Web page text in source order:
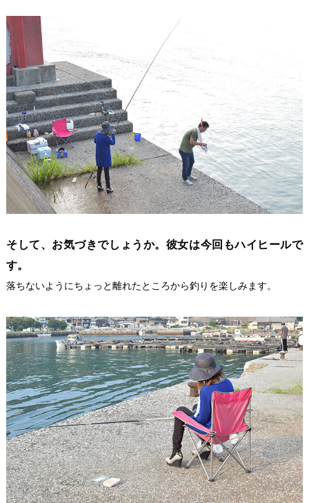
そして、お気づきでしょうか。彼女は今回もハイヒールで
す。
落ちないようにちょっと離れたところから釣りを楽しみます。